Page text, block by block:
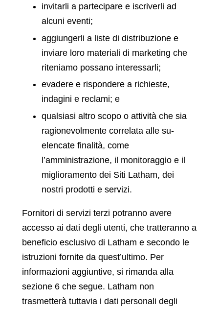
invitarli a partecipare e iscriverli ad
alcuni eventi;
aggiungerli a liste di distribuzione e
inviare loro materiali di marketing che
riteniamo possano interessarli;
evadere e rispondere a richieste,
indagini e reclami; e
qualsiasi altro scopo o attività che sia
ragionevolmente correlata alle su-
elencate finalità, come
l’amministrazione, il monitoraggio e il
miglioramento dei Siti Latham, dei
nostri prodotti e servizi.
Fornitori di servizi terzi potranno avere
accesso ai dati degli utenti, che tratteranno a
beneficio esclusivo di Latham e secondo le
istruzioni fornite da quest’ultimo. Per
informazioni aggiuntive, si rimanda alla
sezione 6 che segue. Latham non
trasmetterà tuttavia i dati personali degli